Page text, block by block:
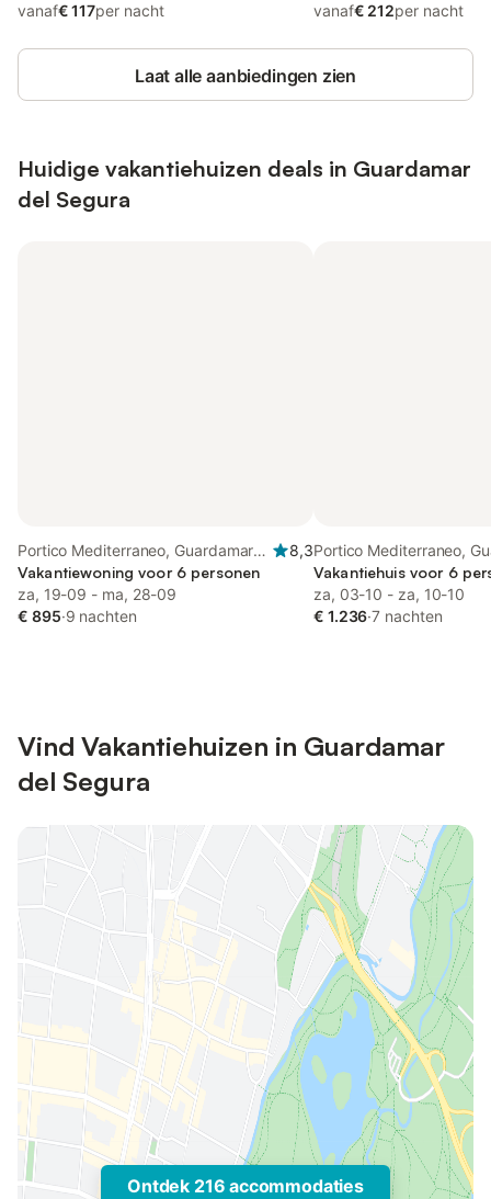
vanaf€ 117per nacht vanaf€ 212per nacht
Laat alle aanbiedingen zien
Huidige vakantiehuizen deals in Guardamar
del Segura
Portico Mediterraneo, Guardamar
del Segura
8,3
Vakantiewoning voor 6 personen
za, 19-09 - ma, 28-09
€ 895·9 nachten
Portico Mediterraneo,
del Segura
Vakantiehuis voor 6
za, 03-10 - za, 10-10
€ 1.236·7 nachten
Vind Vakantiehuizen in Guardamar
del Segura
Ontdek 216 accommodaties